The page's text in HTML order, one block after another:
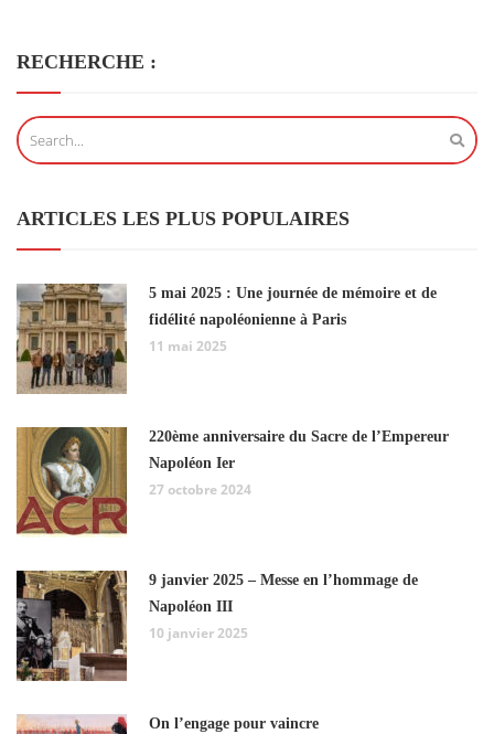
RECHERCHE :
ARTICLES LES PLUS POPULAIRES
5 mai 2025 : Une journée de mémoire et de
fidélité napoléonienne à Paris
11 mai 2025
220ème anniversaire du Sacre de l’Empereur
Napoléon Ier
27 octobre 2024
9 janvier 2025 – Messe en l’hommage de
Napoléon III
10 janvier 2025
On l’engage pour vaincre